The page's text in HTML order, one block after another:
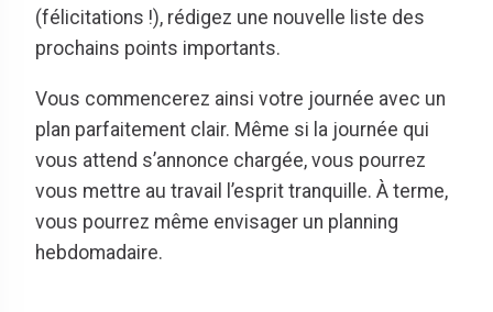
(félicitations !), rédigez une nouvelle liste des
prochains points importants.
Vous commencerez ainsi votre journée avec un
plan parfaitement clair. Même si la journée qui
vous attend s’annonce chargée, vous pourrez
vous mettre au travail l’esprit tranquille. À terme,
vous pourrez même envisager un planning
hebdomadaire.